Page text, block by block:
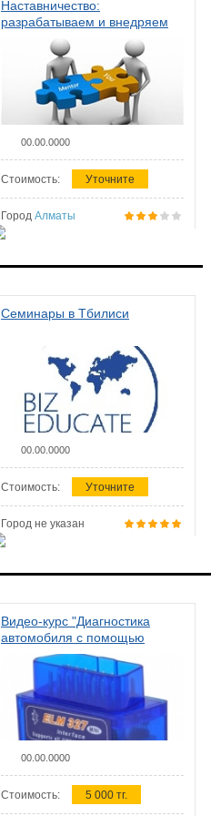
Наставничество:
разрабатываем и внедряем
систему наставничества в
организации
00.00.0000
Стоимость: Уточните
Город Алматы
Семинары в Тбилиси
00.00.0000
Стоимость: Уточните
Город не указан
Видео-курс "Диагностика
автомобиля с помощью
сканера ELM 327"
00.00.0000
Стоимость: 5 000 тг.